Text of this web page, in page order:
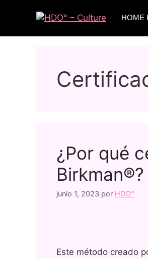
HOME
¿Por qué
Birkman®?
junio 1, 2023 por HDO°
Este método creado